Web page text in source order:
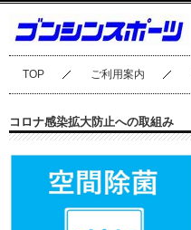
TOP ご利用案内
コロナ感染拡大防止への取組み